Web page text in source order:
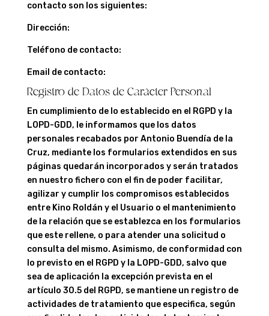
contacto son los siguientes:
Dirección:
Teléfono de contacto:
Email de contacto:
Registro de Datos de Carácter Personal
En cumplimiento de lo establecido en el RGPD y la
LOPD-GDD, le informamos que los datos
personales recabados por Antonio Buendía de la
Cruz, mediante los formularios extendidos en sus
páginas quedarán incorporados y serán tratados
en nuestro fichero con el fin de poder facilitar,
agilizar y cumplir los compromisos establecidos
entre Kino Roldán y el Usuario o el mantenimiento
de la relación que se establezca en los formularios
que este rellene, o para atender una solicitud o
consulta del mismo. Asimismo, de conformidad con
lo previsto en el RGPD y la LOPD-GDD, salvo que
sea de aplicación la excepción prevista en el
artículo 30.5 del RGPD, se mantiene un registro de
actividades de tratamiento que especifica, según